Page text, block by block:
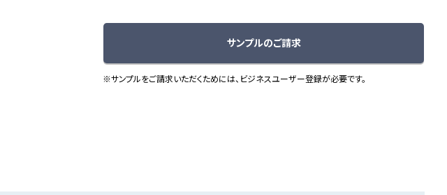
サンプルのご請求
※サンプルをご請求いただくためには、ビジネスユーザー登録が必要です。